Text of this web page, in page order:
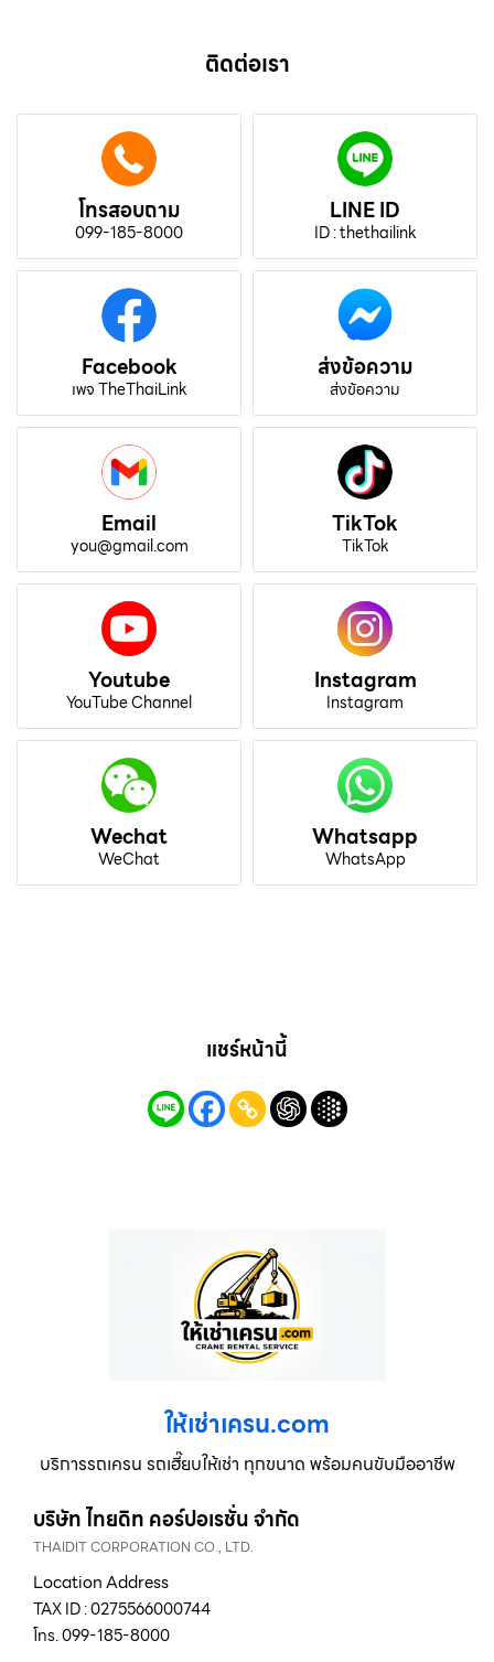
ติดต่อเรา
โทรสอบถาม
099-185-8000
LINE ID
ID : thethailink
Facebook
เพจ TheThaiLink
ส่งข้อความ
ส่งข้อความ
Email
you@gmail.com
TikTok
TikTok
Youtube
YouTube Channel
Instagram
Instagram
Wechat
WeChat
Whatsapp
WhatsApp
แชร์หน้านี้
ให้เช่าเครน.com
บริการรถเครน รถเฮี๊ยบให้เช่า ทุกขนาด พร้อมคนขับมืออาชีพ
บริษัท ไทยดิท คอร์ปอเรชั่น จำกัด
THAIDIT CORPORATION CO., LTD.
Location Address
TAX ID : 0275566000744
โทร. 099-185-8000